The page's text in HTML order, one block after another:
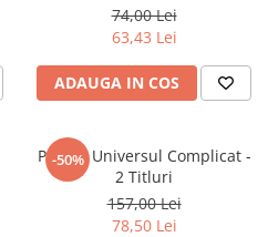
74,00 Lei
63,43 Lei
ADAUGA IN COS
-50%
Pachet Universul Complicat -
2 Titluri
157,00 Lei
78,50 Lei